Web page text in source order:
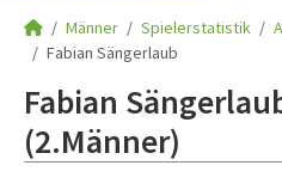
Männer Spielerstatistik
Fabian Sängerlaub
Fabian
(2.Männer)